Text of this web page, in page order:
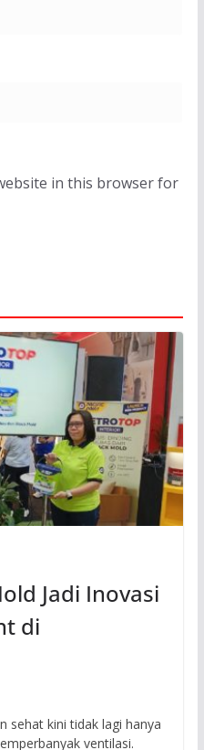
in this browser for
Jadi Inovasi
di
sehat kini tidak lagi hanya
ventilasi.